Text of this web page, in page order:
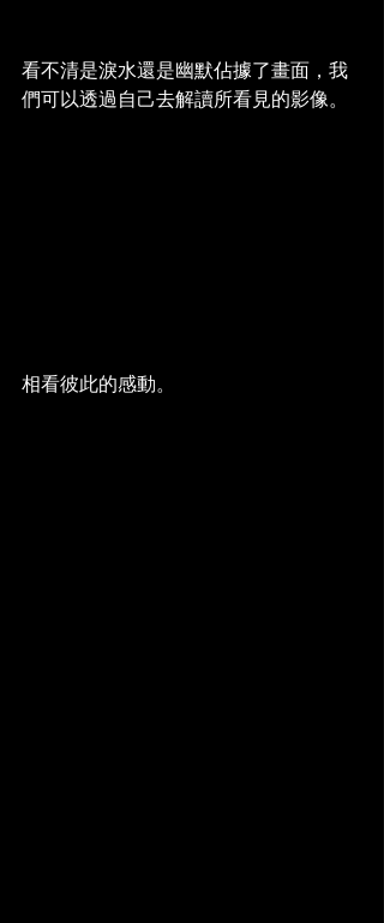
看不清是淚水還是幽默佔據了畫面，我
們可以透過自己去解讀所看見的影像。
相看彼此的感動。